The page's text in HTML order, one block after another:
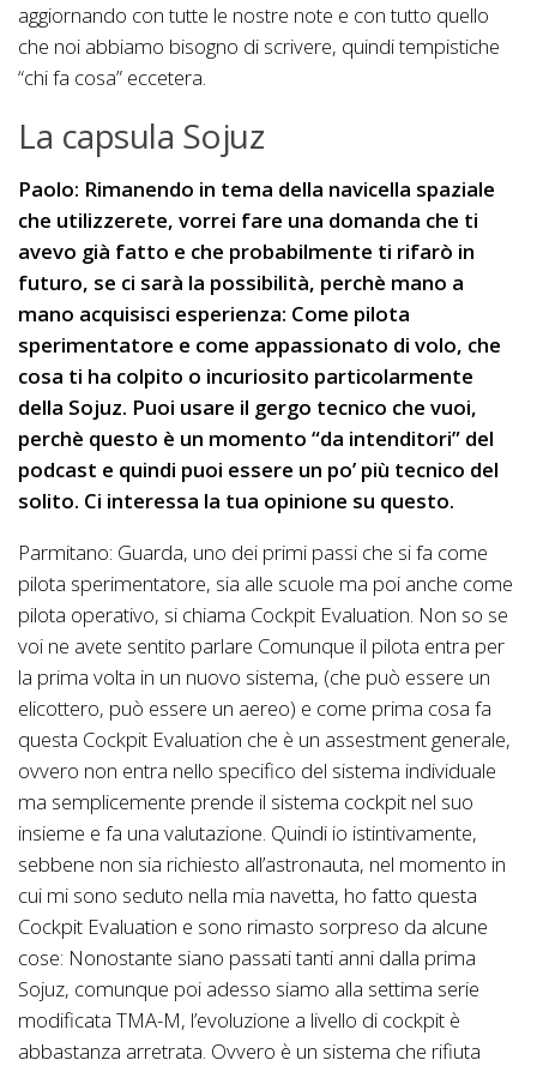
aggiornando con tutte le nostre note e con tutto quello
che noi abbiamo bisogno di scrivere, quindi tempistiche
“chi fa cosa” eccetera.
La capsula Sojuz
Paolo: Rimanendo in tema della navicella spaziale
che utilizzerete, vorrei fare una domanda che ti
avevo già fatto e che probabilmente ti rifarò in
futuro, se ci sarà la possibilità, perchè mano a
mano acquisisci esperienza: Come pilota
sperimentatore e come appassionato di volo, che
cosa ti ha colpito o incuriosito particolarmente
della Sojuz. Puoi usare il gergo tecnico che vuoi,
perchè questo è un momento “da intenditori” del
podcast e quindi puoi essere un po’ più tecnico del
solito. Ci interessa la tua opinione su questo.
Parmitano: Guarda, uno dei primi passi che si fa come
pilota sperimentatore, sia alle scuole ma poi anche come
pilota operativo, si chiama Cockpit Evaluation. Non so se
voi ne avete sentito parlare Comunque il pilota entra per
la prima volta in un nuovo sistema, (che può essere un
elicottero, può essere un aereo) e come prima cosa fa
questa Cockpit Evaluation che è un assestment generale,
ovvero non entra nello specifico del sistema individuale
ma semplicemente prende il sistema cockpit nel suo
insieme e fa una valutazione. Quindi io istintivamente,
sebbene non sia richiesto all’astronauta, nel momento in
cui mi sono seduto nella mia navetta, ho fatto questa
Cockpit Evaluation e sono rimasto sorpreso da alcune
cose: Nonostante siano passati tanti anni dalla prima
Sojuz, comunque poi adesso siamo alla settima serie
modificata TMA-M, l’evoluzione a livello di cockpit è
abbastanza arretrata. Ovvero è un sistema che rifiuta